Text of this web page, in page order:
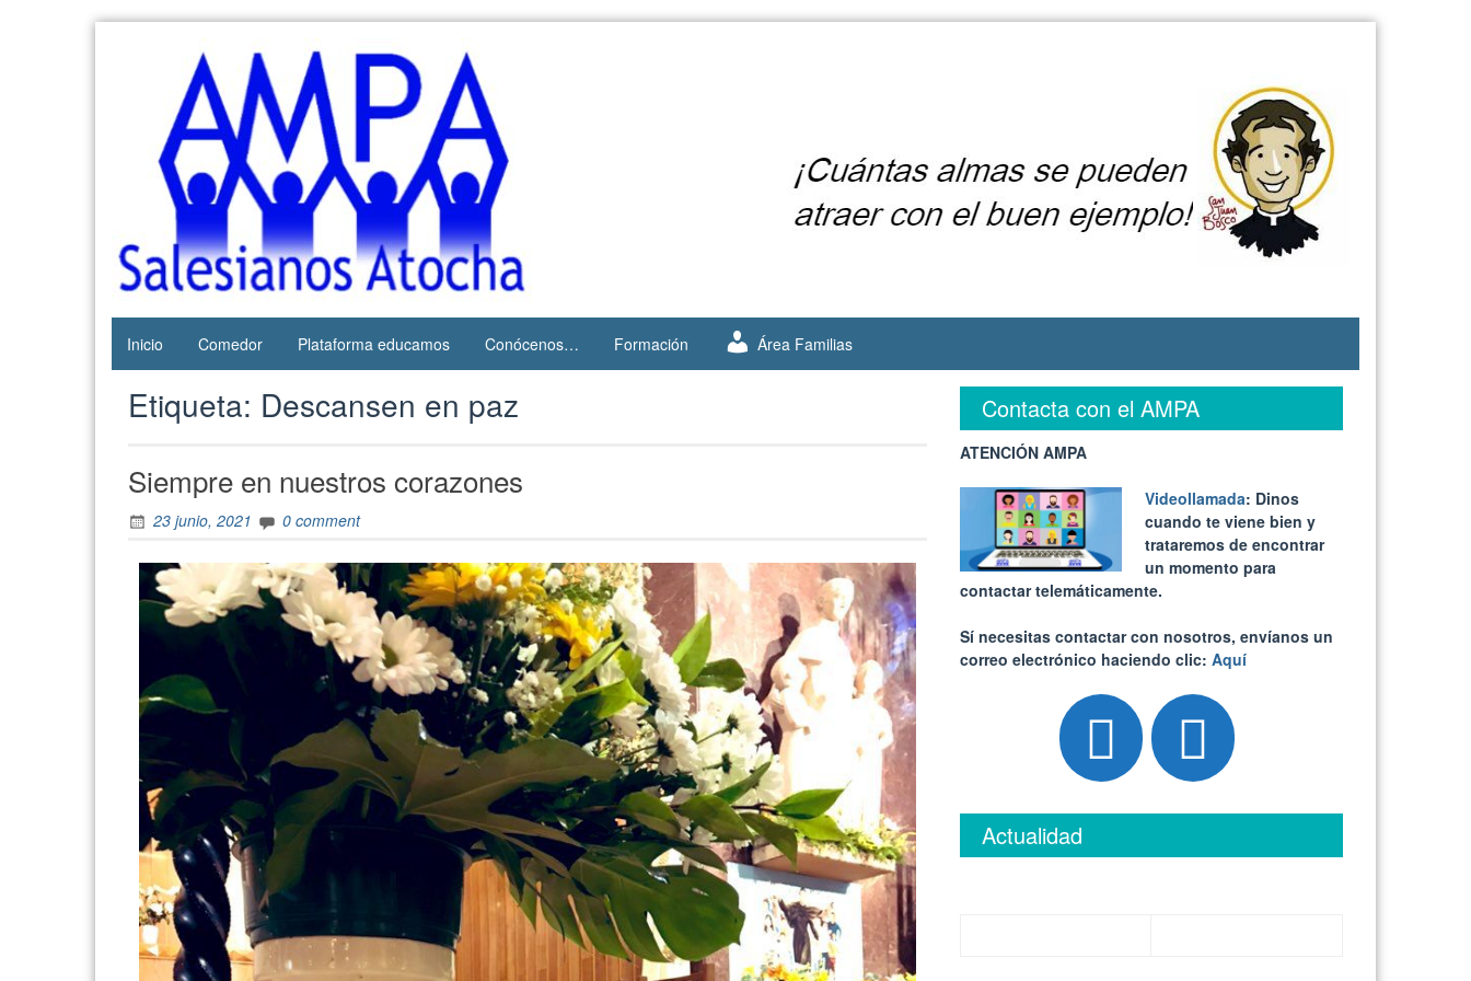
AMPA
Salesianos
Atocha
Web del
AMPA del
Colegio
Salesianos
de Atocha
Inicio Comedor Plataforma educamos Conócenos… Formación Área Familias
Etiqueta: Descansen en paz
Siempre en nuestros corazones
23 junio, 2021 0 comment
Contacta con el AMPA
ATENCIÓN AMPA
Videollamada: Dinos
cuando te viene bien y
trataremos de encontrar
un momento para
contactar telemáticamente.
Sí necesitas contactar con nosotros, envíanos un
correo electrónico haciendo clic: Aquí
Actualidad